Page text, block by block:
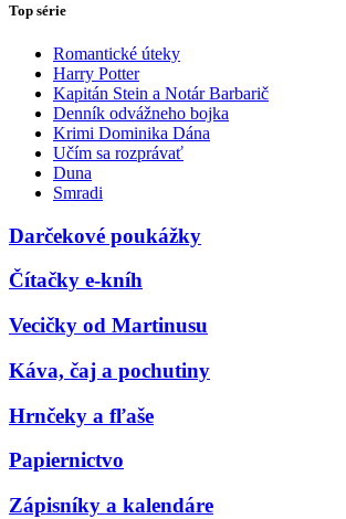
Top série
Romantické úteky
Harry Potter
Kapitán Stein a Notár Barbarič
Denník odvážneho bojka
Krimi Dominika Dána
Učím sa rozprávať
Duna
Smradi
Darčekové poukážky
Čítačky e-kníh
Vecičky od Martinusu
Káva, čaj a pochutiny
Hrnčeky a fľaše
Papiernictvo
Zápisníky a kalendáre